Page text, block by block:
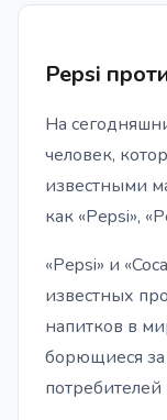
Pepsi
На
человек,
известными
как «Pepsi»,
«Pepsi» и
известных
напитков в
борющиеся